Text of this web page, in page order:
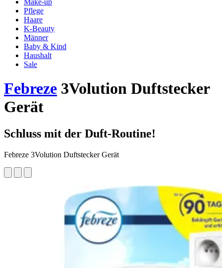
Make-up
Pflege
Haare
K-Beauty
Männer
Baby & Kind
Haushalt
Sale
Febreze 3Volution Duftstecker
Gerät
Schluss mit der Duft-Routine!
Febreze 3Volution Duftstecker Gerät